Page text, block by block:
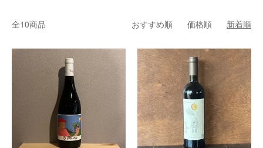
全10商品 おすすめ順 価格順 新着順